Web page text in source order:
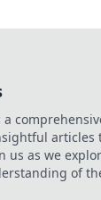
articles
us as we
of